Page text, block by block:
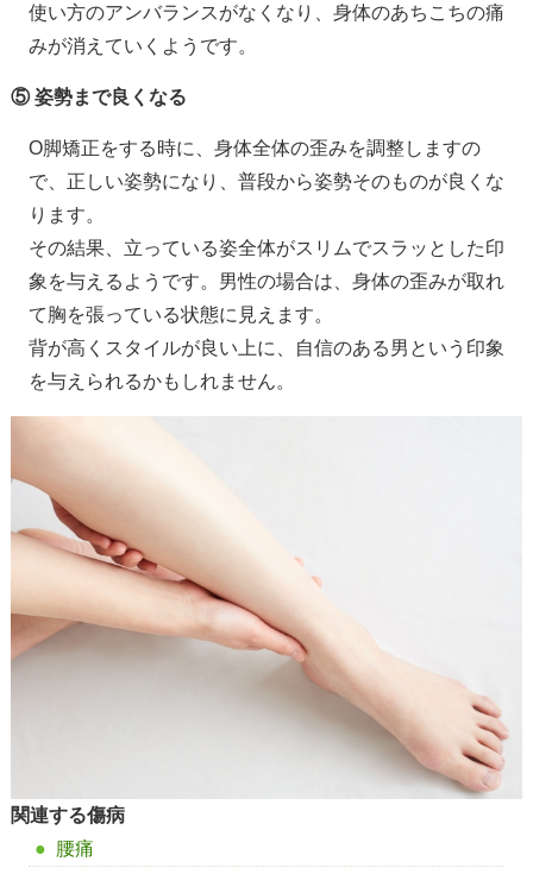
使い方のアンバランスがなくなり、身体のあちこちの痛
みが消えていくようです。
⑤ 姿勢まで良くなる
O脚矯正をする時に、身体全体の歪みを調整しますの
で、正しい姿勢になり、普段から姿勢そのものが良くな
ります。
その結果、立っている姿全体がスリムでスラッとした印
象を与えるようです。男性の場合は、身体の歪みが取れ
て胸を張っている状態に見えます。
背が高くスタイルが良い上に、自信のある男という印象
を与えられるかもしれません。
関連する傷病
腰痛